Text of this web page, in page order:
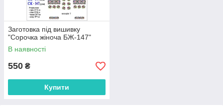
Заготовка під вишивку
"Сорочка жіноча БЖ-147"
В наявності
550 ₴
Купити